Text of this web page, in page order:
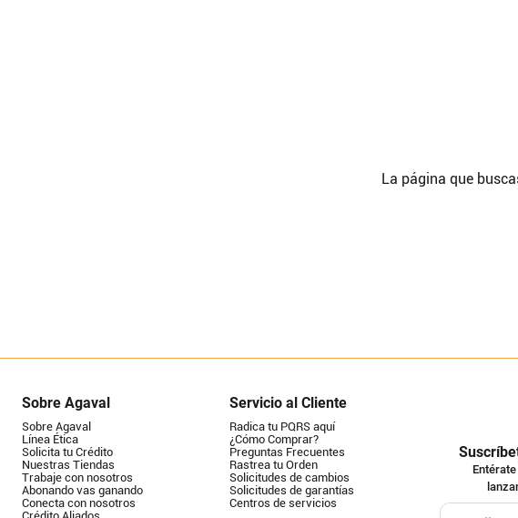
La página que
Sobre Agaval
Sobre Agaval
Línea Ética
Solicita tu Crédito
Nuestras Tiendas
Trabaje con nosotros
Abonando vas ganando
Conecta con nosotros
Servicio al Cliente
Radica tu PQRS aquí
¿Cómo Comprar?
Preguntas Frecuentes
Rastrea tu Orden
Solicitudes de cambios
Solicitudes de garantías
Centros de servicios